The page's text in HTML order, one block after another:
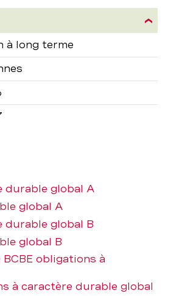
à long terme
durable global A
global A
durable global B
global B
obligations à
à caractère durable global